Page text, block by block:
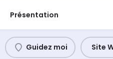
Présentation
Guidez moi Site